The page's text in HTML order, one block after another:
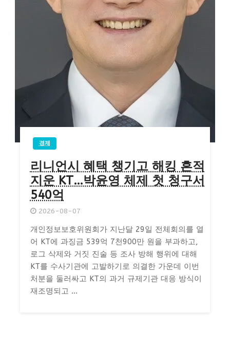
경제
리니언시 혜택 챙기고 해킹 흔적
지운 KT…박윤영 체제 첫 청구서
540억
2026-08-07
개인정보보호위원회가 지난달 29일 전체회의를 열
어 KT에 과징금 539억 7천900만 원을 부과하고,
로그 삭제와 거짓 진술 등 조사 방해 행위에 대해
KT를 수사기관에 고발하기로 의결한 가운데 이번
처분을 둘러싸고 KT의 과거 규제기관 대응 방식이
재조명되고 ...